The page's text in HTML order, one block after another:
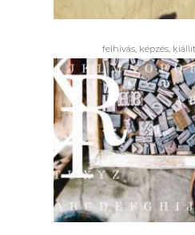
felhívás, képzés,
és 120